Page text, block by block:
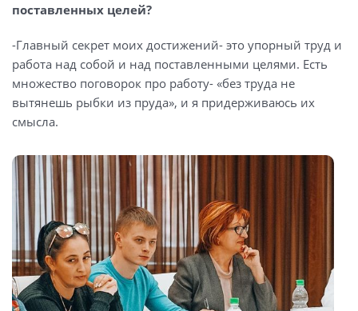
поставленных целей?
-Главный секрет моих достижений- это упорный труд и
работа над собой и над поставленными целями. Есть
множество поговорок про работу- «без труда не
вытянешь рыбки из пруда», и я придерживаюсь их
смысла.